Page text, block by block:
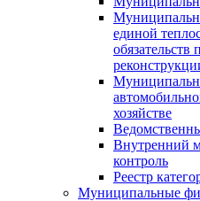
единой
обязательств
хозяйстве
Внутренний
контроль
Реестр
Муниципальные